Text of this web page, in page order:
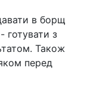
в борщ
готувати з
Також
перед